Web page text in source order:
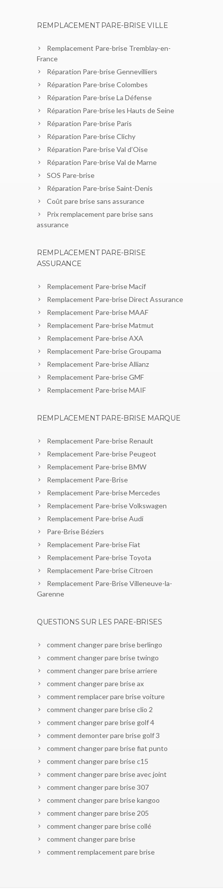
REMPLACEMENT PARE-BRISE VILLE
Remplacement Pare-brise Tremblay-en-
France
Réparation Pare-brise Gennevilliers
Réparation Pare-brise Colombes
Réparation Pare-brise La Défense
Réparation Pare-brise les Hauts de Seine
Réparation Pare-brise Paris
Réparation Pare-brise Clichy
Réparation Pare-brise Val d’Oise
Réparation Pare-brise Val de Marne
SOS Pare-brise
Réparation Pare-brise Saint-Denis
Coût pare brise sans assurance
Prix remplacement pare brise sans
assurance
REMPLACEMENT PARE-BRISE
ASSURANCE
Remplacement Pare-brise Macif
Remplacement Pare-brise Direct Assurance
Remplacement Pare-brise MAAF
Remplacement Pare-brise Matmut
Remplacement Pare-brise AXA
Remplacement Pare-brise Groupama
Remplacement Pare-brise Allianz
Remplacement Pare-brise GMF
Remplacement Pare-brise MAIF
REMPLACEMENT PARE-BRISE MARQUE
Remplacement Pare-brise Renault
Remplacement Pare-brise Peugeot
Remplacement Pare-brise BMW
Remplacement Pare-Brise
Remplacement Pare-brise Mercedes
Remplacement Pare-brise Volkswagen
Remplacement Pare-brise Audi
Pare-Brise Béziers
Remplacement Pare-brise Fiat
Remplacement Pare-brise Toyota
Remplacement Pare-brise Citroen
Remplacement Pare-Brise Villeneuve-la-
Garenne
QUESTIONS SUR LES PARE-BRISES
comment changer pare brise berlingo
comment changer pare brise twingo
comment changer pare brise arriere
comment changer pare brise ax
comment remplacer pare brise voiture
comment changer pare brise clio 2
comment changer pare brise golf 4
comment demonter pare brise golf 3
comment changer pare brise fiat punto
comment changer pare brise c15
comment changer pare brise avec joint
comment changer pare brise 307
comment changer pare brise kangoo
comment changer pare brise 205
comment changer pare brise collé
comment changer pare brise
comment remplacement pare brise